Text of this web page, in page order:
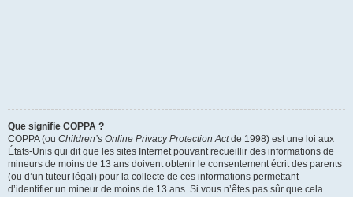
Que signifie COPPA ?
COPPA (ou Children’s Online Privacy Protection Actde 1998) est une loi aux
États-Unis qui dit que les sites Internet pouvant recueillir des informations de
mineurs de moins de 13 ans doivent obtenir le consentement écrit des parents
(ou d’un tuteur légal) pour la collecte de ces informations permettant
d’identifier un mineur de moins de 13 ans. Si vous n’êtes pas sûr que cela